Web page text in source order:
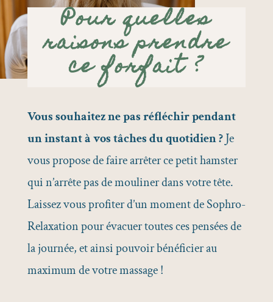
Pour quelles
raisons prendre
ce forfait ?
Vous souhaitez ne pas réfléchir pendant
un instant à vos tâches du quotidien ?Je
vous propose de faire arrêter ce petit hamster
qui n’arrête pas de mouliner dans votre tête.
Laissez vous profiter d’un moment de Sophro-
Relaxation pour évacuer toutes ces pensées de
la journée, et ainsi pouvoir bénéficier au
maximum de votre massage !